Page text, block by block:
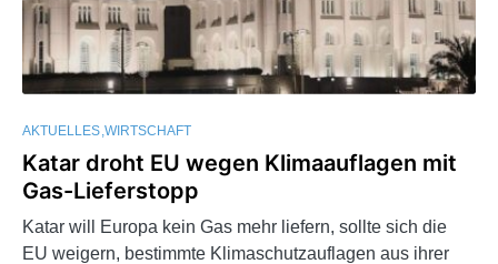
AKTUELLES WIRTSCHAFT
Katar droht EU wegen Klimaauflagen mit
Gas-Lieferstopp
Katar will Europa kein Gas mehr liefern, sollte sich die
EU weigern, bestimmte Klimaschutzauflagen aus ihrer